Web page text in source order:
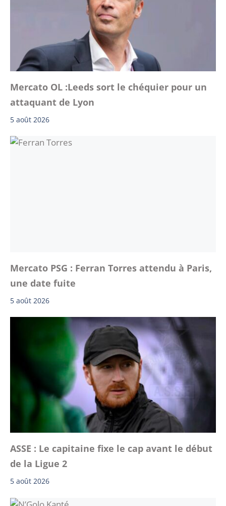
Mercato OL :Leeds sort le chéquier pour un
attaquant de Lyon
5 août 2026
Mercato PSG : Ferran Torres attendu à Paris,
une date fuite
5 août 2026
ASSE : Le capitaine fixe le cap avant le début
de la Ligue 2
5 août 2026